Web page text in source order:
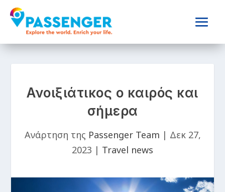
Ανοιξιάτικος ο καιρός και
σήμερα
Ανάρτηση της Passenger Team | Δεκ 27,
2023 | Travel news